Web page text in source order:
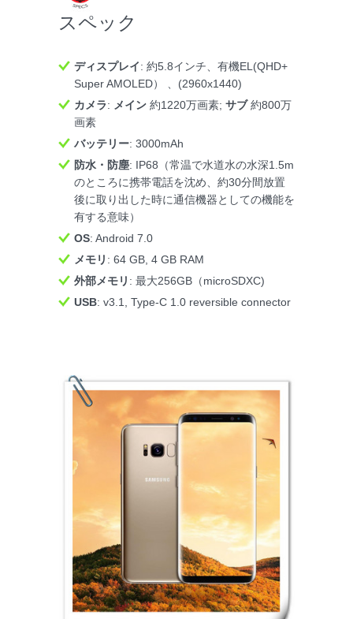
スペック
ディスプレイ: 約5.8インチ、有機EL(QHD+
Super AMOLED） 、(2960x1440)
カメラ: メイン 約1220万画素; サブ約800万
画素
バッテリー: 3000mAh
防水・防塵: IP68（常温で水道水の水深1.5m
のところに携帯電話を沈め、約30分間放置
後に取り出した時に通信機器としての機能を
有する意味）
OS: Android 7.0
メモリ : 64 GB, 4 GB RAM
外部メモリ : 最大256GB（microSDXC)
USB: v3.1, Type-C 1.0 reversible connector